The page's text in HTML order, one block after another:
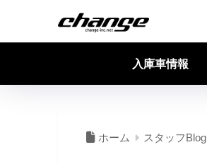
入庫車情報
ホーム スタッフBlog